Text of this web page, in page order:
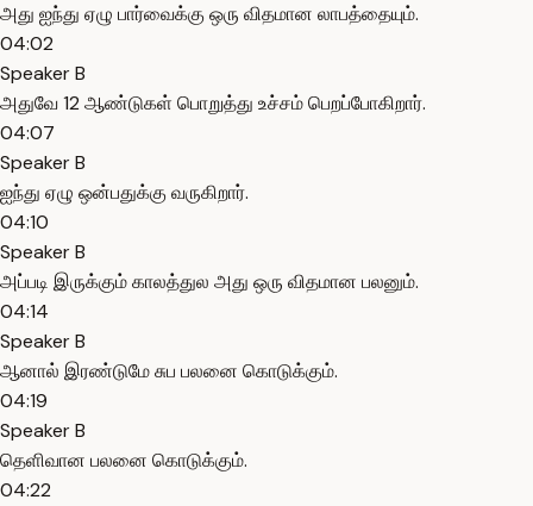
அது ஐந்து ஏழு பார்வைக்கு ஒரு விதமான லாபத்தையும்.
04:02
Speaker B
அதுவே 12 ஆண்டுகள் பொறுத்து உச்சம் பெறப்போகிறார்.
04:07
Speaker B
ஐந்து ஏழு ஒன்பதுக்கு வருகிறார்.
04:10
Speaker B
அப்படி இருக்கும் காலத்துல அது ஒரு விதமான பலனும்.
04:14
Speaker B
ஆனால் இரண்டுமே சுப பலனை கொடுக்கும்.
04:19
Speaker B
தெளிவான பலனை கொடுக்கும்.
04:22